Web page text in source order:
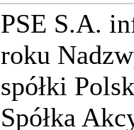
PSE S.A.
roku
spółki
Spółka